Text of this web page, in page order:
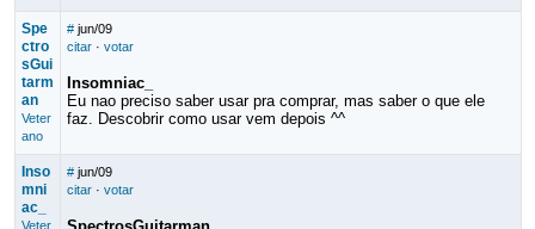
Spe
ctro
sGui
tarm
an
Veter
ano
# jun/09
citar· votar
Insomniac_
Eu nao preciso saber usar pra comprar, mas saber o que ele
faz. Descobrir como usar vem depois ^^
Inso
mni
ac_
Veter
# jun/09
citar· votar